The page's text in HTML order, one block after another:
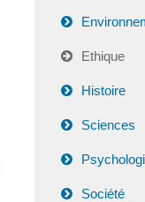
Ethique
Histoire
Sciences
Société